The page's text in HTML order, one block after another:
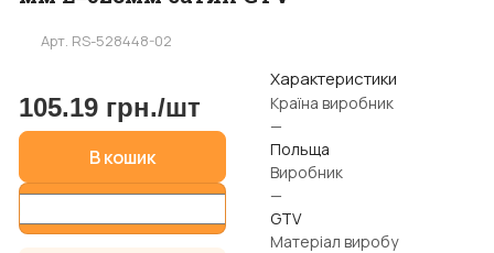
Арт. RS-528448-02
105.19 грн./шт
В кошик
Характеристики
Країна виробник
—
Польща
Виробник
—
GTV
Матеріал виробу